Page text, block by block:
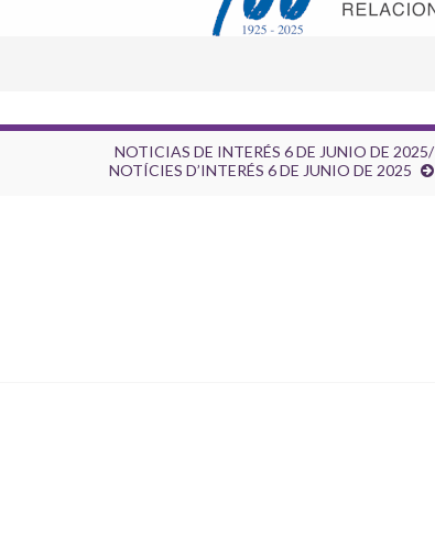
NOTICIAS DE INTERÉS 6 DE JUNIO DE 2025/
NOTÍCIES D’INTERÉS 6 DE JUNIO DE 2025